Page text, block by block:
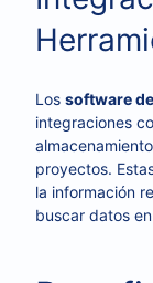
Los software
integraciones
proyectos.
la información
buscar datos